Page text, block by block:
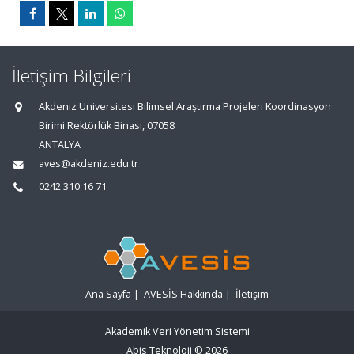
İletişim Bilgileri
Akdeniz Üniversitesi Bilimsel Araştırma Projeleri Koordinasyon
Birimi Rektörlük Binası, 07058
ANTALYA
aves@akdeniz.edu.tr
0242 310 16 71
Ana Sayfa | AVESİS Hakkında | İletişim
Akademik Veri Yönetim Sistemi
Abis Teknoloji © 2026